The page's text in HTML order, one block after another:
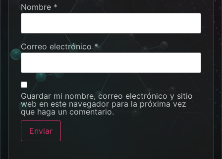
Nombre *
Correo electrónico *
Guardar mi nombre, correo electrónico y sitio
web en este navegador para la próxima vez
que haga un comentario.